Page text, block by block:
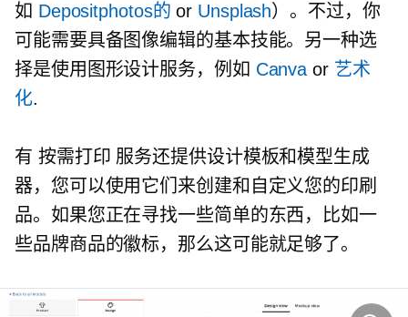
如 Depositphotos的 or Unsplash）。不过，你
可能需要具备图像编辑的基本技能。另一种选
择是使用图形设计服务，例如 Canva or 艺术
化.
有 按需打印 服务还提供设计模板和模型生成
器，您可以使用它们来创建和自定义您的印刷
品。如果您正在寻找一些简单的东西，比如一
些品牌商品的徽标，那么这可能就足够了。